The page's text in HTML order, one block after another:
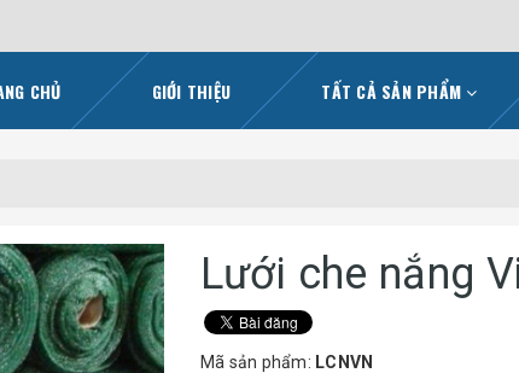
CHỦ GIỚI THIỆU TẤT CẢ SẢN PHẨM
Lưới che nắng
Mã sản phẩm: LCNVN